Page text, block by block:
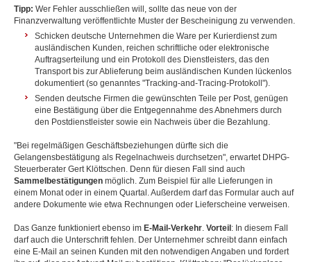
Tipp: Wer Fehler ausschließen will, sollte das neue von der
Finanzverwaltung veröffentlichte Muster der Bescheinigung zu verwenden.
Schicken deutsche Unternehmen die Ware per Kurierdienst zum
ausländischen Kunden, reichen schriftliche oder elektronische
Auftragserteilung und ein Protokoll des Dienstleisters, das den
Transport bis zur Ablieferung beim ausländischen Kunden lückenlos
dokumentiert (so genanntes "Tracking-and-Tracing-Protokoll").
Senden deutsche Firmen die gewünschten Teile per Post, genügen
eine Bestätigung über die Entgegennahme des Abnehmers durch
den Postdienstleister sowie ein Nachweis über die Bezahlung.
"Bei regelmäßigen Geschäftsbeziehungen dürfte sich die
Gelangensbestätigung als Regelnachweis durchsetzen", erwartet DHPG-
Steuerberater Gert Klöttschen. Denn für diesen Fall sind auch
Sammelbestätigungen möglich. Zum Beispiel für alle Lieferungen in
einem Monat oder in einem Quartal. Außerdem darf das Formular auch auf
andere Dokumente wie etwa Rechnungen oder Lieferscheine verweisen.
Das Ganze funktioniert ebenso im E-Mail-Verkehr. Vorteil : In diesem Fall
darf auch die Unterschrift fehlen. Der Unternehmer schreibt dann einfach
eine E-Mail an seinen Kunden mit den notwendigen Angaben und fordert